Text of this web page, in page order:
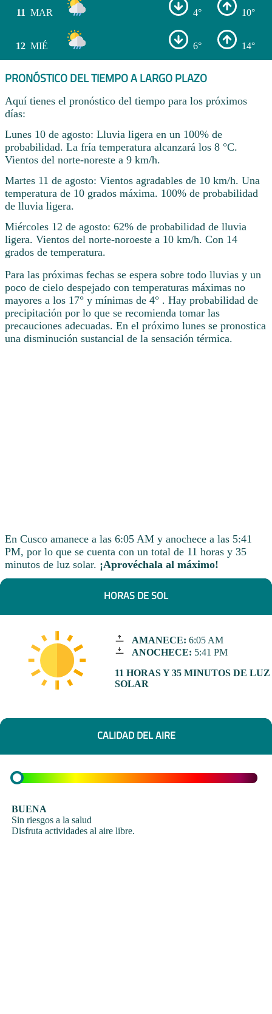
11 MAR 4° 10°
12 MIÉ 6° 14°
PRONÓSTICO DEL TIEMPO A LARGO PLAZO
Aquí tienes el pronóstico del tiempo para los próximos
días:
Lunes 10 de agosto: Lluvia ligera en un 100% de
probabilidad. La fría temperatura alcanzará los 8 °C.
Vientos del norte-noreste a 9 km/h.
Martes 11 de agosto: Vientos agradables de 10 km/h. Una
temperatura de 10 grados máxima. 100% de probabilidad
de lluvia ligera.
Miércoles 12 de agosto: 62% de probabilidad de lluvia
ligera. Vientos del norte-noroeste a 10 km/h. Con 14
grados de temperatura.
Para las próximas fechas se espera sobre todo lluvias y un
poco de cielo despejado con temperaturas máximas no
mayores a los 17° y mínimas de 4° . Hay probabilidad de
precipitación por lo que se recomienda tomar las
precauciones adecuadas. En el próximo lunes se pronostica
una disminución sustancial de la sensación térmica.
En Cusco amanece a las 6:05 AM y anochece a las 5:41
PM, por lo que se cuenta con un total de 11 horas y 35
minutos de luz solar. ¡Aprovéchala al máximo!
HORAS DE SOL
AMANECE: 6:05 AM
ANOCHECE: 5:41 PM
11 HORAS Y 35 MINUTOS DE LUZ
SOLAR
CALIDAD DEL AIRE
BUENA
Sin riesgos a la salud
Disfruta actividades al aire libre.